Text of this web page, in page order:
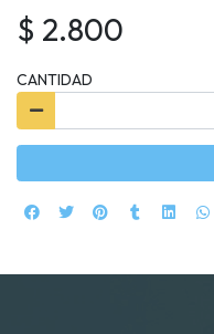
$ 2.800
CANTIDAD